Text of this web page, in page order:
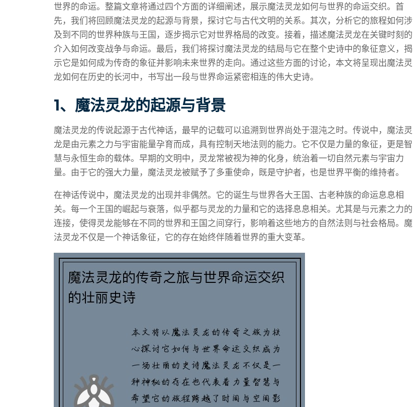
世界的命运。整篇文章将通过四个方面的详细阐述，展示魔法灵龙如何与世界的命运交织。首
先，我们将回顾魔法灵龙的起源与背景，探讨它与古代文明的关系。其次，分析它的旅程如何涉
及到不同的世界种族与王国，逐步揭示它对世界格局的改变。接着，描述魔法灵龙在关键时刻的
介入如何改变战争与命运。最后，我们将探讨魔法灵龙的结局与它在整个史诗中的象征意义，揭
示它是如何成为传奇的象征并影响未来世界的走向。通过这些方面的讨论，本文将呈现出魔法灵
龙如何在历史的长河中，书写出一段与世界命运紧密相连的伟大史诗。
1、魔法灵龙的起源与背景
魔法灵龙的传说起源于古代神话，最早的记载可以追溯到世界尚处于混沌之时。传说中，魔法灵
龙是由元素之力与宇宙能量孕育而成，具有控制天地法则的能力。它不仅是力量的象征，更是智
慧与永恒生命的载体。早期的文明中，灵龙常被视为神的化身，统治着一切自然元素与宇宙力
量。由于它的强大力量，魔法灵龙被赋予了多重使命，既是守护者，也是世界平衡的维持者。
在神话传说中，魔法灵龙的出现并非偶然。它的诞生与世界各大王国、古老种族的命运息息相
关。每一个王国的崛起与衰落，似乎都与灵龙的力量和它的选择息息相关。尤其是与元素之力的
连接，使得灵龙能够在不同的世界和王国之间穿行，影响着这些地方的自然法则与社会格局。魔
法灵龙不仅是一个神话象征，它的存在始终伴随着世界的重大变革。